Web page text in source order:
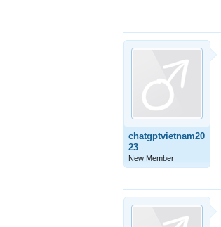
chatgptvietnam20
23
New Member